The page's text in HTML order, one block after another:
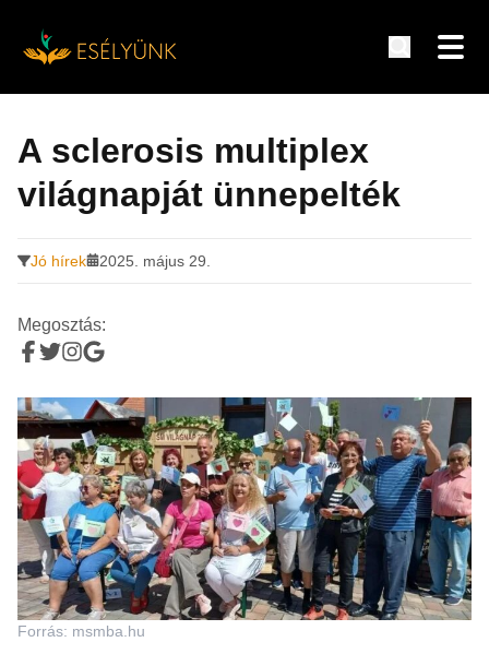
tartalomra
A sclerosis multiplex
világnapját ünnepelték
Jó hírek 2025. május 29.
Megosztás:
Forrás: msmba.hu